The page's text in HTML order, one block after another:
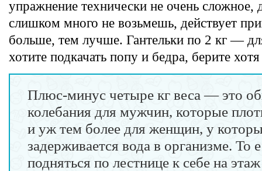
упражнение технически не очень сложное,
слишком много не возьмешь, действует
больше, тем лучше. Гантельки по 2 кг —
хотите подкачать попу и бедра, берите
Плюс-минус четыре кг веса — это
колебания для мужчин, которые
и уж тем более для женщин, у
задерживается вода в организме. То
подняться по лестнице к себе на